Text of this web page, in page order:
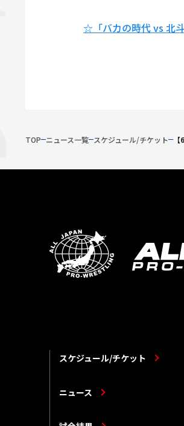
☆「バカの時代 vs 北
TOP ニュース一覧 スケジュール/チケット
スケジュール/チケット
ニュース